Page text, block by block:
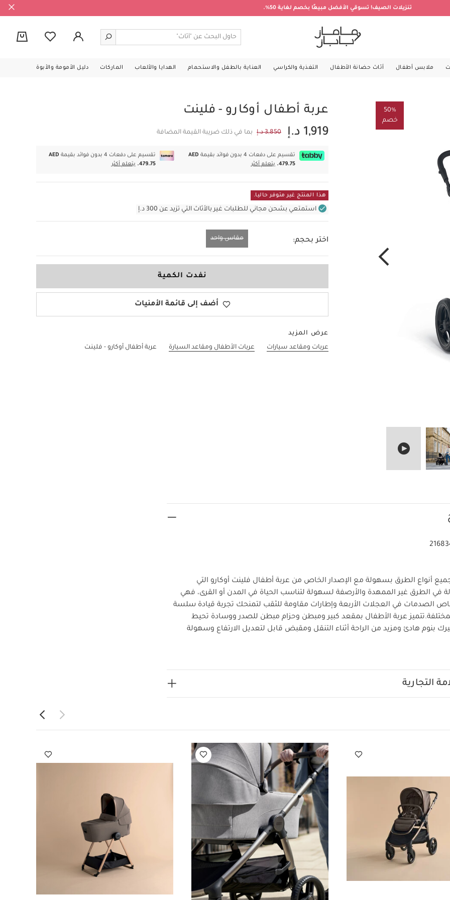
تنزيلات الصيف! تسوقي الأفضل مبيعًا بخصم لغاية 50%.
ملابس أطفال أثاث حضانة الأطفال التغذية والكراسي العناية بالطفل والاستحمام الهدايا والألعاب الماركات دليل الأمومة والأبوة
50%
خصم
عربة أطفال أوكارو - فلينت
1,919 د.إ
3,850 د.إ بما في ذلك ضريبة القيمة المضافة
تقسيم على دفعات 4 بدون فوائد بقيمة
AED
479.75.
يتعلم أكثر
تقسيم على دفعات 4 بدون فوائد بقيمة
AED
479.75.
يتعلم أكثر
هذا المنتج غير متوفر حاليا.
استمتعي بشحن مجاني للطلبات غير بالأثاث التي تزيد عن 300 د.إ
اختر بحجم: مقاس واحد
نفدت الكمية
أضف إلى قائمة الأمنيات
عرض المزيد
عربات ومقاعد سيارات
عربات الأطفال ومقاعد السيارة عربة أطفال أوكارو - فلينت
أنواع الطرق بسهولة مع الإصدار الخاص من عربة أطفال فلينت أوكارو التي
الطرق غير الممهدة والأرصفة لسهولة لتناسب الحياة في المدن أو القرى، فهي
الصدمات في العجلات الأربعة وإطارات مقاومة للثقب لتمنحك تجربة قيادة سلسة
تتميز عربة الأطفال بمقعد كبير ومبطن وحزام مبطن للصدر ووسادة تحيط
بنوم هادئ ومزيد من الراحة أثناء التنقل ومقبض قابل لتعديل الارتفاع وسهولة
لتحصلي على حجم صغير ومدمج قابل للتخزين في السيارة أو المنزل بسلاسة.
من خامات معاد تدويرها بلون رمادي فاتح وهادئ لمظهر عصري أنيق.
:
عربة أطفال الأكبر والأكثر متانة من ماماز وباباز بنظام لامتصاص الصدمات في
مقاومة للثقب
في متناول يدك بثقوب للتصريف
الخصائص والمزايا:مقعد بوضعية استلقاء كامل
حزام مبطن للصدر
غطاء علوي كبير قابل للتمدد بعامل حماية UPF50+ ونافذة للحماية من
حزام أمان بخمس نقاط أمان مسند قدم مطاطيخامات معاد تدويرها بملمس
ارتفاع مقبض يد قابل للتعديل
يمكن تركيب ألعاب بحلقة الألعاب لتسلية الطفل
بشكل يسهل التنقل وتجاوز الأرصفة بسلاسةجيوب شبكية عملية لوصلات
من الأمطار
العمر المناسب: منذ الولادة حتى وزن 22 كغم/ 4 سنوات الأبعاد:
الارتفاع:
الأبعاد (عند الطي):
الأمامية: 19.8 سم
تشمل:
عربة أطفال، حاجز واقي من الصدمات، سلة،
التجارية